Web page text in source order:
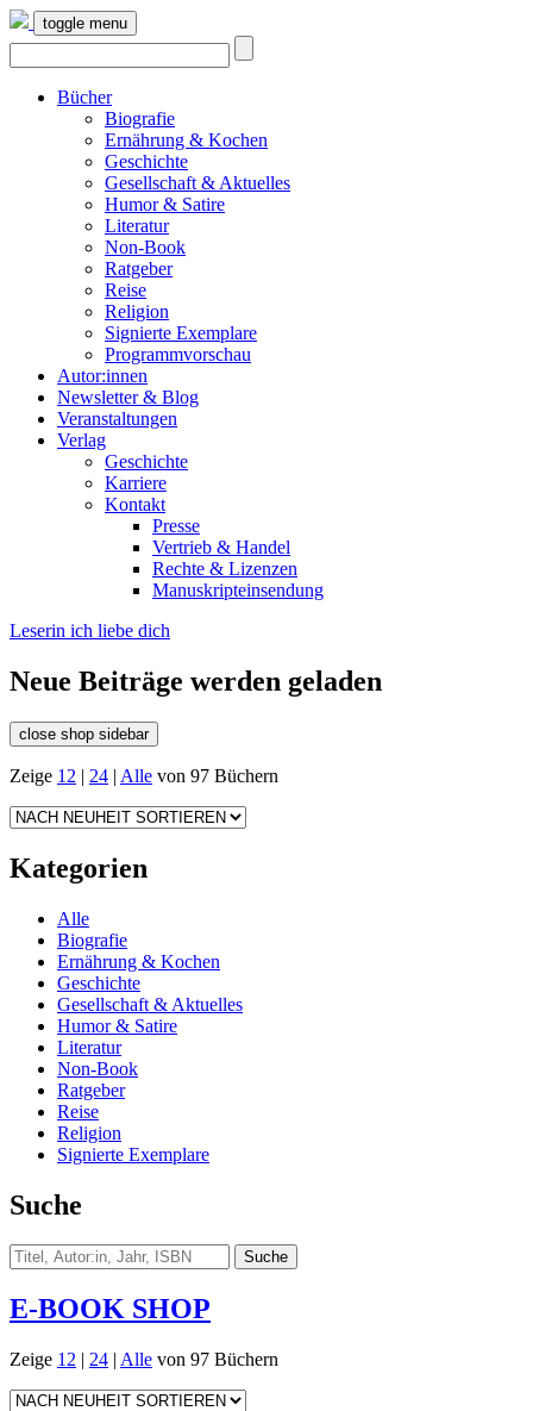
toggle menu
Bücher
Biografie
Ernährung & Kochen
Geschichte
Gesellschaft & Aktuelles
Humor & Satire
Literatur
Non-Book
Ratgeber
Reise
Religion
Signierte Exemplare
Programmvorschau
Autor:innen
Newsletter & Blog
Veranstaltungen
Verlag
Geschichte
Karriere
Kontakt
Presse
Vertrieb & Handel
Rechte & Lizenzen
Manuskripteinsendung
Leserin ich liebe dich
Neue Beiträge werden geladen
close shop sidebar
Zeige 12 | 24 | Alle von 97 Büchern
Kategorien
Alle
Biografie
Ernährung & Kochen
Geschichte
Gesellschaft & Aktuelles
Humor & Satire
Literatur
Non-Book
Ratgeber
Reise
Religion
Signierte Exemplare
Suche
E-BOOK SHOP
Zeige 12 | 24 | Alle von 97 Büchern